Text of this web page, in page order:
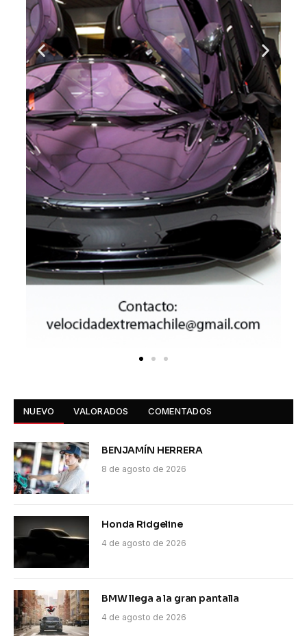
NUEVO VALORADOS COMENTADOS
BENJAMÍN HERRERA
8 de agosto de 2026
Honda Ridgeline
4 de agosto de 2026
BMW llega a la gran pantalla
4 de agosto de 2026